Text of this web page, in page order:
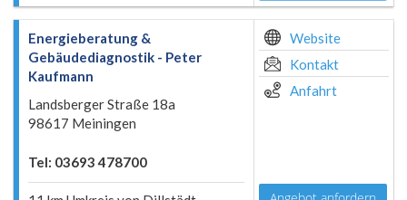
Energieberatung &
Gebäudediagnostik - Peter
Kaufmann
Landsberger Straße 18a
98617 Meiningen
Tel: 03693 478700
Website
Kontakt
Anfahrt